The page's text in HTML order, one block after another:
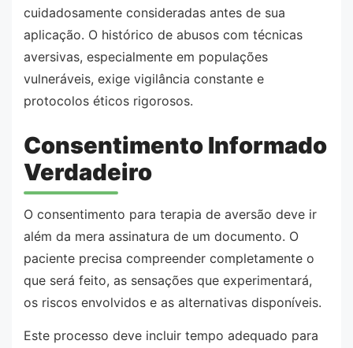
cuidadosamente consideradas antes de sua
aplicação. O histórico de abusos com técnicas
aversivas, especialmente em populações
vulneráveis, exige vigilância constante e
protocolos éticos rigorosos.
Consentimento Informado
Verdadeiro
O consentimento para terapia de aversão deve ir
além da mera assinatura de um documento. O
paciente precisa compreender completamente o
que será feito, as sensações que experimentará,
os riscos envolvidos e as alternativas disponíveis.
Este processo deve incluir tempo adequado para